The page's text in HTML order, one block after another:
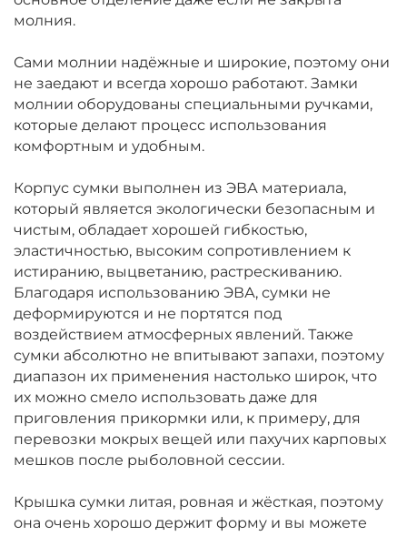
молния.
Сами молнии надёжные и широкие, поэтому они
не заедают и всегда хорошо работают. Замки
молнии оборудованы специальными ручками,
которые делают процесс использования
комфортным и удобным.
Корпус сумки выполнен из ЭВА материала,
который является экологически безопасным и
чистым, обладает хорошей гибкостью,
эластичностью, высоким сопротивлением к
истиранию, выцветанию, растрескиванию.
Благодаря использованию ЭВА, сумки не
деформируются и не портятся под
воздействием атмосферных явлений. Также
сумки абсолютно не впитывают запахи, поэтому
диапазон их применения настолько широк, что
их можно смело использовать даже для
приговления прикормки или, к примеру, для
перевозки мокрых вещей или пахучих карповых
мешков после рыболовной сессии.
Крышка сумки литая, ровная и жёсткая, поэтому
она очень хорошо держит форму и вы можете